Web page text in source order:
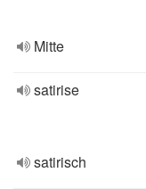
Mitte
satirise
satirisch